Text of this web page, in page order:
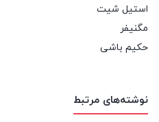
استیل شیت
مگنیفر
حکیم باشی
نوشته‌های مرتبط